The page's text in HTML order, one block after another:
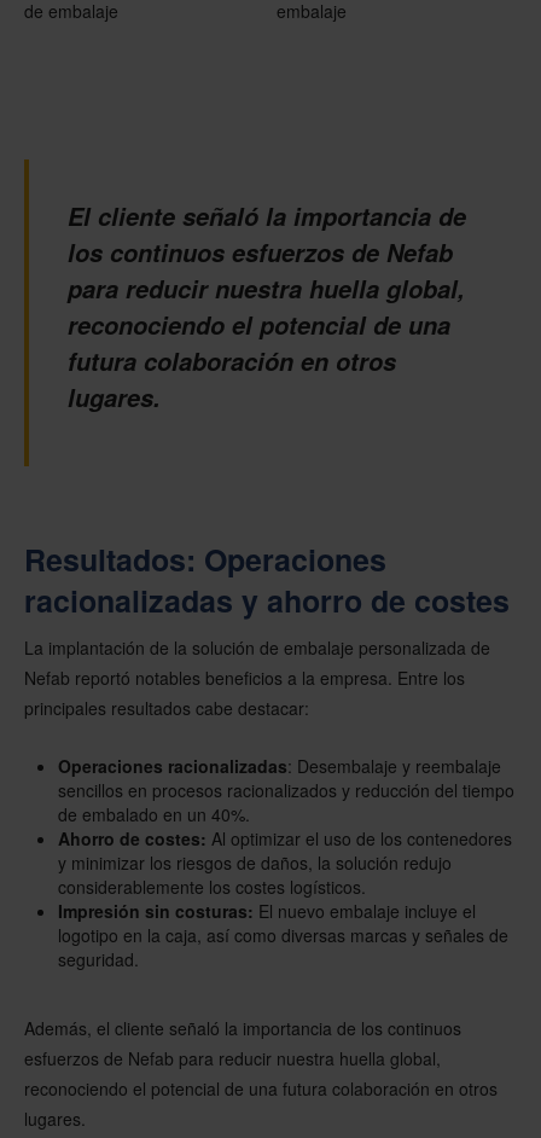
de embalaje embalaje
El cliente señaló la importancia de
los continuos esfuerzos de Nefab
para reducir nuestra huella global,
reconociendo el potencial de una
futura colaboración en otros
lugares.
Resultados: Operaciones
racionalizadas y ahorro de costes
La implantación de la solución de embalaje personalizada de
Nefab reportó notables beneficios a la empresa. Entre los
principales resultados cabe destacar:
Operaciones racionalizadas: Desembalaje y reembalaje
sencillos en procesos racionalizados y reducción del tiempo
de embalado en un 40%.
Ahorro de costes: Al optimizar el uso de los contenedores
y minimizar los riesgos de daños, la solución redujo
considerablemente los costes logísticos.
Impresión sin costuras: El nuevo embalaje incluye el
logotipo en la caja, así como diversas marcas y señales de
seguridad.
Además, el cliente señaló la importancia de los continuos
esfuerzos de Nefab para reducir nuestra huella global,
reconociendo el potencial de una futura colaboración en otros
lugares.